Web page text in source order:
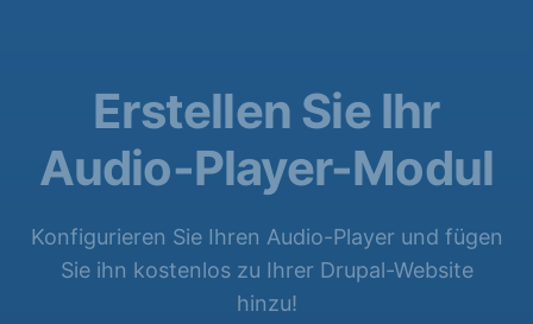
Erstellen Sie Ihr
Audio-Player-Modul
Konfigurieren Sie Ihren Audio-Player und fügen
Sie ihn kostenlos zu Ihrer Drupal-Website
hinzu!